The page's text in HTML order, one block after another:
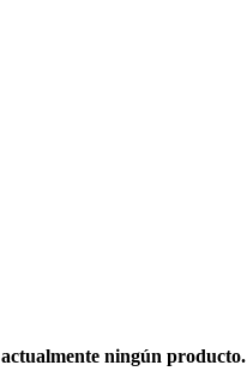
actualmente ningún producto.